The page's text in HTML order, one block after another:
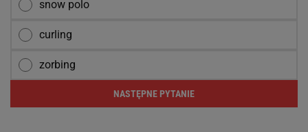
snow polo
curling
zorbing
NASTĘPNE PYTANIE